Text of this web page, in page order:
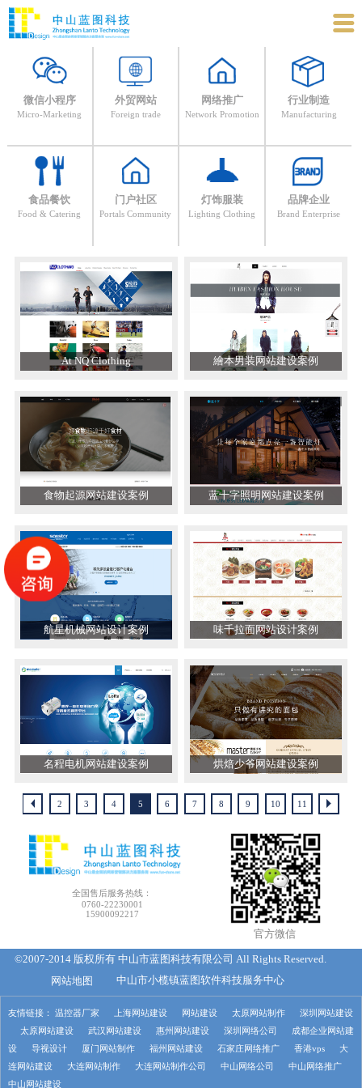

微信小程序
Micro-Marketing
外贸网站
Foreign trade
网络推广
Network Promotion
行业制造
Manufacturing
食品餐饮
Food & Catering
门户社区
Portals Community
灯饰服装
Lighting Clothing
品牌企业
Brand Enterprise
At NQ Clothing 繪本男装网站建设案例
食物起源网站建设案例 蓝十字照明网站建设案例
航星机械网站设计案例 味千拉面网站设计案例
名程电机网站建设案例 烘焙少爷网站建设案例
2 3 4 5 6 7 8 9 10 11
全国售后服务热线：
0760-22230001
15900092217
官方微信
©2007-2014 版权所有 中山市蓝图科技有限公司 All Rights Reserved.
中山市小榄镇蓝图软件科技服务中心
网站地图
友情链接： 温控器厂家 上海网站建设 网站建设 太原网站制作
深圳网站建设
太原网站建设
武汉网站建设 惠州网站建设 深圳网络公司
成都企业网站建
设
导视设计 厦门网站制作 福州网站建设 石家庄网络推广 香港vps
大
连网站建设
大连网站制作 大连网站制作公司 中山网络公司
中山网络推广
中山网站建设